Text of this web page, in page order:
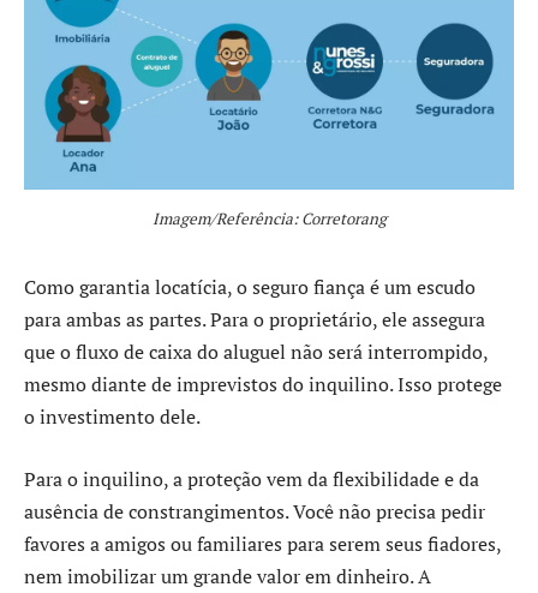
Imagem/Referência: Corretorang
Como garantia locatícia, o seguro fiança é um escudo
para ambas as partes. Para o proprietário, ele assegura
que o fluxo de caixa do aluguel não será interrompido,
mesmo diante de imprevistos do inquilino. Isso protege
o investimento dele.
Para o inquilino, a proteção vem da flexibilidade e da
ausência de constrangimentos. Você não precisa pedir
favores a amigos ou familiares para serem seus fiadores,
nem imobilizar um grande valor em dinheiro. A